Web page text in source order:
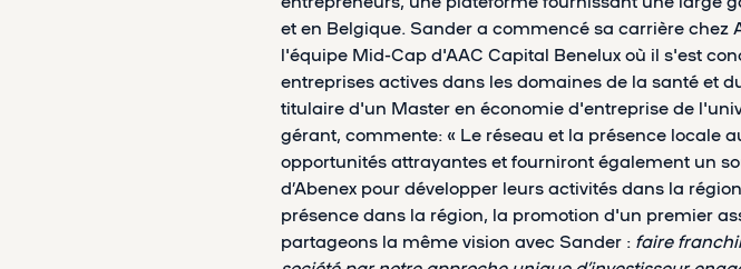
et en Belgique. Sander a commencé sa carrière chez
l'équipe Mid-Cap d'AAC Capital Benelux où il s'est
entreprises actives dans les domaines de la santé et
titulaire d'un Master en économie d'entreprise de
gérant, commente: « Le réseau et la présence locale
opportunités attrayantes et fourniront également un
d’Abenex pour développer leurs activités dans la
présence dans la région, la promotion d'un premier
partageons la même vision avec Sander : faire